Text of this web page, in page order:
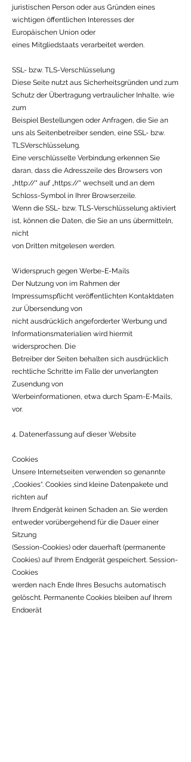
juristischen Person oder aus Gründen eines
wichtigen öffentlichen Interesses der
Europäischen Union oder
eines Mitgliedstaats verarbeitet werden.
SSL- bzw. TLS-Verschlüsselung
Diese Seite nutzt aus Sicherheitsgründen und zum
Schutz der Übertragung vertraulicher Inhalte, wie
zum
Beispiel Bestellungen oder Anfragen, die Sie an
uns als Seitenbetreiber senden, eine SSL- bzw.
TLSVerschlüsselung.
Eine verschlüsselte Verbindung erkennen Sie
daran, dass die Adresszeile des Browsers von
„http://“ auf „https://“ wechselt und an dem
Schloss-Symbol in Ihrer Browserzeile.
Wenn die SSL- bzw. TLS-Verschlüsselung aktiviert
ist, können die Daten, die Sie an uns übermitteln,
nicht
von Dritten mitgelesen werden.
Widerspruch gegen Werbe-E-Mails
Der Nutzung von im Rahmen der
Impressumspflicht veröffentlichten Kontaktdaten
zur Übersendung von
nicht ausdrücklich angeforderter Werbung und
Informationsmaterialien wird hiermit
widersprochen. Die
Betreiber der Seiten behalten sich ausdrücklich
rechtliche Schritte im Falle der unverlangten
Zusendung von
Werbeinformationen, etwa durch Spam-E-Mails,
vor.
4. Datenerfassung auf dieser Website
Cookies
Unsere Internetseiten verwenden so genannte
„Cookies“. Cookies sind kleine Datenpakete und
richten auf
Ihrem Endgerät keinen Schaden an. Sie werden
entweder vorübergehend für die Dauer einer
Sitzung
(Session-Cookies) oder dauerhaft (permanente
Cookies) auf Ihrem Endgerät gespeichert. Session-
Cookies
werden nach Ende Ihres Besuchs automatisch
gelöscht. Permanente Cookies bleiben auf Ihrem
Endgerät